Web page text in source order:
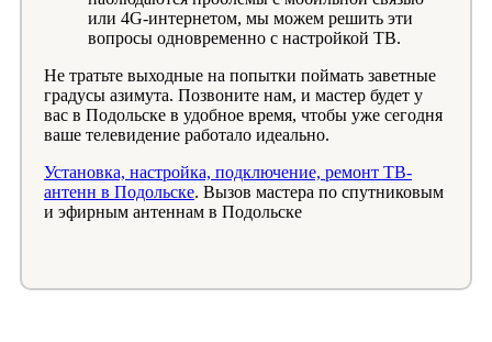
или 4G-интернетом, мы можем решить эти
вопросы одновременно с настройкой ТВ.
Не тратьте выходные на попытки поймать заветные
градусы азимута. Позвоните нам, и мастер будет у
вас в Подольске в удобное время, чтобы уже сегодня
ваше телевидение работало идеально.
Установка, настройка, подключение, ремонт ТВ-
антенн в Подольске. Вызов мастера по спутниковым
и эфирным антеннам в Подольске